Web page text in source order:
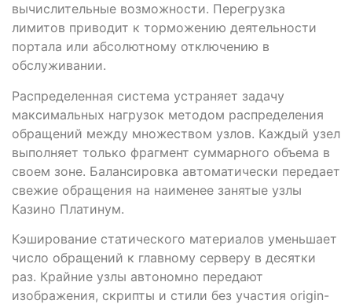
вычислительные возможности. Перегрузка
лимитов приводит к торможению деятельности
портала или абсолютному отключению в
обслуживании.
Распределенная система устраняет задачу
максимальных нагрузок методом распределения
обращений между множеством узлов. Каждый узел
выполняет только фрагмент суммарного объема в
своем зоне. Балансировка автоматически передает
свежие обращения на наименее занятые узлы
Казино Платинум.
Кэширование статического материалов уменьшает
число обращений к главному серверу в десятки
раз. Крайние узлы автономно передают
изображения, скрипты и стили без участия origin-